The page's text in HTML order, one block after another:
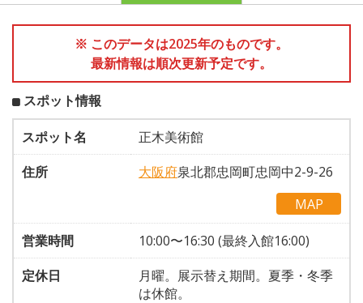
※ このデータは2025年のものです。
最新情報は順次更新予定です。
スポット情報
スポット名
正木美術館
住所
大阪府泉北郡忠岡町忠岡中2-9-26
MAP
営業時間
10:00〜16:30 (最終入館16:00)
定休日
月曜。展示替え期間。夏季・冬季
は休館。